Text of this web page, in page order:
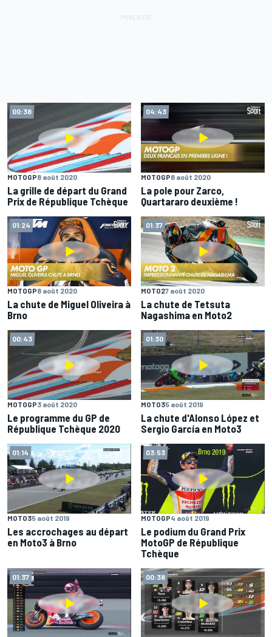
00:38
MOTOGP8 août 2020
La grille de départ du Grand
Prix de République Tchèque
04:43
MOTOGP8 août 2020
La pole pour Zarco,
Quartararo deuxième !
01:24
MOTOGP8 août 2020
La chute de Miguel Oliveira à
Brno
01:37
MOTO27 août 2020
La chute de Tetsuta
Nagashima en Moto2
00:43
MOTOGP3 août 2020
Le programme du GP de
République Tchèque 2020
01:30
MOTO35 août 2019
La chute d'Alonso López et
Sergio García en Moto3
01:14
MOTO35 août 2019
Les accrochages au départ
en Moto3 à Brno
03:53
MOTOGP4 août 2019
Le podium du Grand Prix
MotoGP de République
Tchèque
01:37 00:38